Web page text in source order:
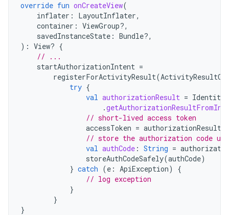
override fun onCreateView(
inflater : LayoutInflater,
container : ViewGroup?,
savedInstanceState : Bundle?,
): View? {
// ...
startAuthorizationIntent =
registerForActivityResult(
try {
val authorizationResult = Identity
.
// short-lived access token
accessToken = authorizationResult
// store the authorization code
val authCode : String =
storeAuthCodeSafely(authCode)
} catch (e : ApiException)
{
// log exception
}
}
}